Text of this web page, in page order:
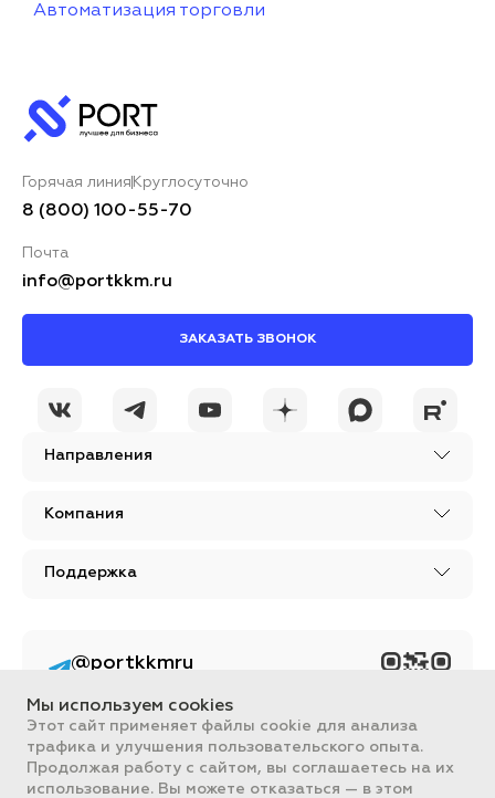
Автоматизация торговли
Направления
Компания
Поддержка
Горячая линия Круглосуточно
8 (800) 100-55-70
Почта
info@portkkm.ru
ЗАКАЗАТЬ ЗВОНОК
Вся информация, размещенная на сайте, носит ознакомительный
характер и не является публичной офертой, определяемой
положениями Статьи 437 ГК РФ.
@portkkmru
контент PORT - бизнес
портал
Мы используем cookies
Этот сайт применяет файлы cookie для анализа
трафика и улучшения пользовательского опыта.
Продолжая работу с сайтом, вы соглашаетесь на их
использование. Вы можете отказаться — в этом